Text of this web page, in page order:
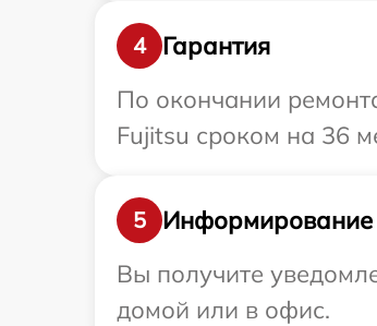
4
Гарантия
По окончании
Fujitsu сроком на 36
5
Информирование
Вы получите
домой или в офис.